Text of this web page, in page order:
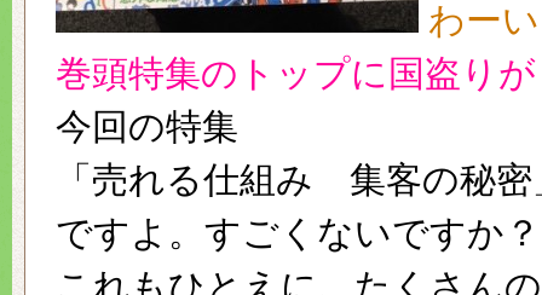
わー
巻頭特集のトップに国盗り
今回の特集
「売れる仕組み 集客の秘密
ですよ。すごくないですか？
これもひとえに、たくさん